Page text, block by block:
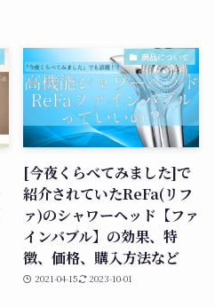
商品について
[今夜くらべてみました]で
紹介されていたReFa(リフ
ァ)のシャワーヘッド【ファ
インバブル】の効果、特
徴、価格、購入方法など
2021-04-15 2023-10-01